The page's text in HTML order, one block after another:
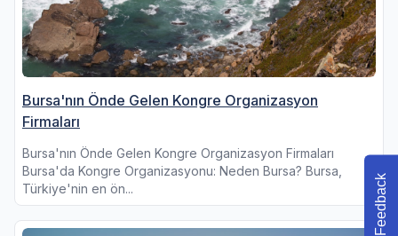
Bursa'nın Önde Gelen Kongre Organizasyon
Firmaları
Bursa'nın Önde Gelen Kongre Organizasyon Firmaları
Bursa'da Kongre Organizasyonu: Neden Bursa? Bursa,
Türkiye'nin en ön...
Feedback